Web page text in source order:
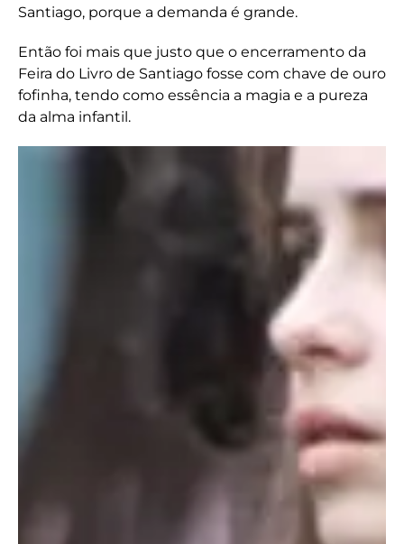
Santiago, porque a demanda é grande.
Então foi mais que justo que o encerramento da
Feira do Livro de Santiago fosse com chave de ouro
fofinha, tendo como essência a magia e a pureza
da alma infantil.